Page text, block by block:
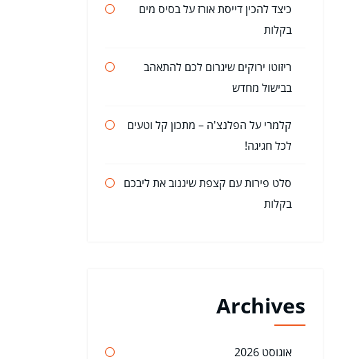
כיצד להכין דייסת אורז על בסיס מים
בקלות
ריזוטו ירוקים שיגרום לכם להתאהב
בבישול מחדש
קלמרי על הפלנצ'ה – מתכון קל וטעים
לכל חגיגה!
סלט פירות עם קצפת שיגנוב את ליבכם
בקלות
Archives
אוגוסט 2026